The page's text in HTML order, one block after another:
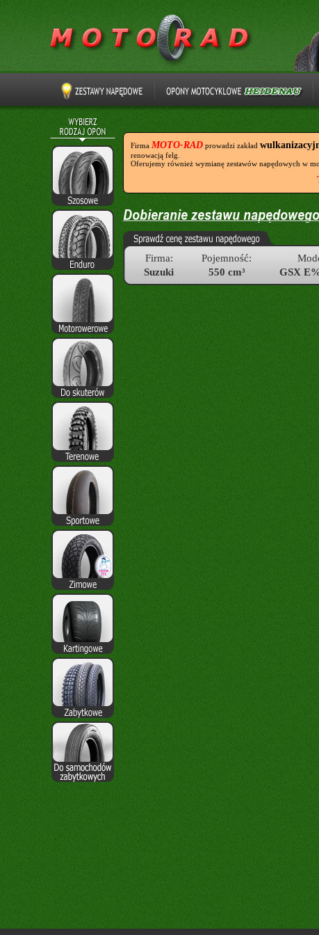
Firma MOTO-RAD prowadzi zakład
renowacją felg.
Oferujemy również wymianę zestawów napędowych w
Firma:
Suzuki
Pojemność:
550 cm³
GSX